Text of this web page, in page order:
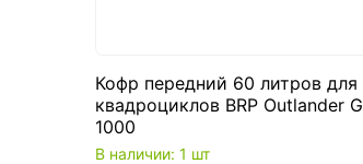
Кофр передний 60 литров для
квадроциклов BRP Outlander
1000
В наличии: 1 шт